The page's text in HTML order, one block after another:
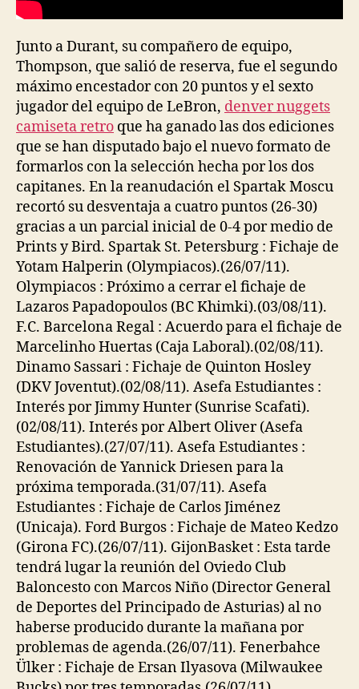
Junto a Durant, su compañero de equipo,
Thompson, que salió de reserva, fue el segundo
máximo encestador con 20 puntos y el sexto
jugador del equipo de LeBron, denver nuggets
camiseta retro que ha ganado las dos ediciones
que se han disputado bajo el nuevo formato de
formarlos con la selección hecha por los dos
capitanes. En la reanudación el Spartak Moscu
recortó su desventaja a cuatro puntos (26-30)
gracias a un parcial inicial de 0-4 por medio de
Prints y Bird. Spartak St. Petersburg : Fichaje de
Yotam Halperin (Olympiacos).(26/07/11).
Olympiacos : Próximo a cerrar el fichaje de
Lazaros Papadopoulos (BC Khimki).(03/08/11).
F.C. Barcelona Regal : Acuerdo para el fichaje de
Marcelinho Huertas (Caja Laboral).(02/08/11).
Dinamo Sassari : Fichaje de Quinton Hosley
(DKV Joventut).(02/08/11). Asefa Estudiantes :
Interés por Jimmy Hunter (Sunrise Scafati).
(02/08/11). Interés por Albert Oliver (Asefa
Estudiantes).(27/07/11). Asefa Estudiantes :
Renovación de Yannick Driesen para la
próxima temporada.(31/07/11). Asefa
Estudiantes : Fichaje de Carlos Jiménez
(Unicaja). Ford Burgos : Fichaje de Mateo Kedzo
(Girona FC).(26/07/11). GijonBasket : Esta tarde
tendrá lugar la reunión del Oviedo Club
Baloncesto con Marcos Niño (Director General
de Deportes del Principado de Asturias) al no
haberse producido durante la mañana por
problemas de agenda.(26/07/11). Fenerbahce
Ülker : Fichaje de Ersan Ilyasova (Milwaukee